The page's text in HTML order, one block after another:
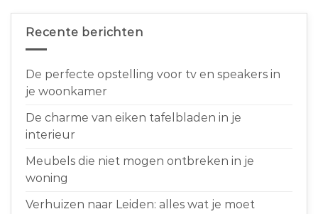
Recente berichten
De perfecte opstelling voor tv en speakers in
je woonkamer
De charme van eiken tafelbladen in je
interieur
Meubels die niet mogen ontbreken in je
woning
Verhuizen naar Leiden: alles wat je moet